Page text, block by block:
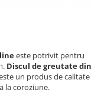
este potrivit pentru
Discul de greutate din
un produs de calitate
la coroziune.